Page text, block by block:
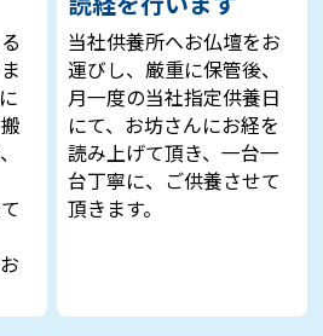
当社供養所へお仏壇をお
運びし、厳重に保管後、
月一度の当社指定供養日
にて、お坊さんにお経を
読み上げて頂き、一台一
台丁寧に、ご供養させて
頂きます。